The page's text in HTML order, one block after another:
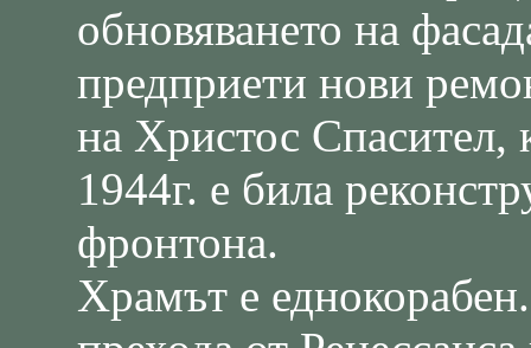
обновяването на
предприети нови
на Христос Спасител,
1944г. е била
фронтона.
Храмът е